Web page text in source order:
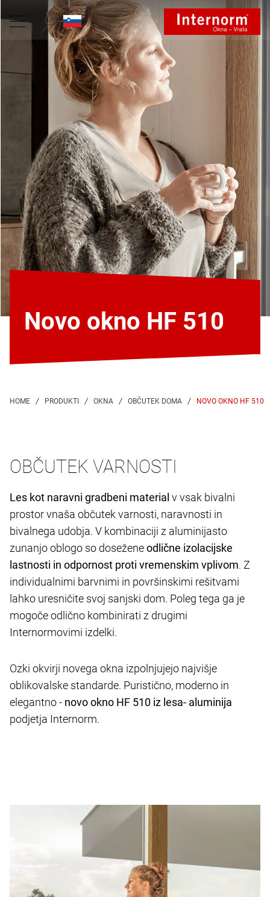
Novo okno HF 510
NOVO OKNO HF 510
OBČUTEK VARNOSTI
Les kot naravni gradbeni material v vsak bivalni
prostor vnaša občutek varnosti, naravnosti in
bivalnega udobja. V kombinaciji z aluminijasto
zunanjo oblogo so doseženeodlične izolacijske
lastnosti in odpornost proti vremenskim vplivom. Z
individualnimi barvnimi in površinskimi rešitvami
lahko uresničite svoj sanjski dom. Poleg tega ga je
mogoče odlično kombinirati z drugimi
Internormovimi izdelki.
Ozki okvirji novega okna izpolnjujejo najvišje
oblikovalske standarde. Puristično, moderno in
elegantno - novo okno HF 510 iz lesa- aluminija
podjetja Internorm.